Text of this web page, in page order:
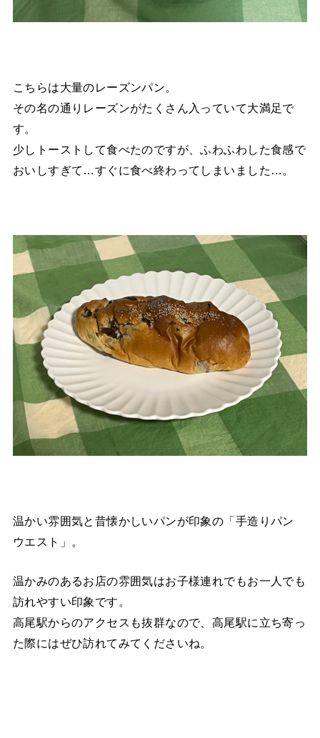
こちらは大量のレーズンパン。
その名の通りレーズンがたくさん入っていて大満足で
す。
少しトーストして食べたのですが、ふわふわした食感で
おいしすぎて…すぐに食べ終わってしまいました…。
温かい雰囲気と昔懐かしいパンが印象の「手造りパン
ウエスト」。
温かみのあるお店の雰囲気はお子様連れでもお一人でも
訪れやすい印象です。
高尾駅からのアクセスも抜群なので、高尾駅に立ち寄っ
た際にはぜひ訪れてみてくださいね。